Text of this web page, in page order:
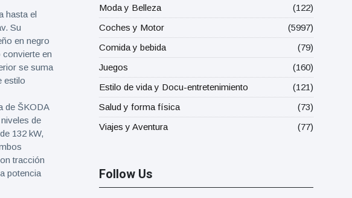
hasta el
Su
en negro
en
se suma
estilo
de ŠKODA
de
132 kW,
tracción
potencia
Moda y Belleza
(122)
Coches y Motor
(5997)
Comida y bebida
(79)
Juegos
(160)
Estilo de vida y Docu-entretenimiento
(121)
Salud y forma física
(73)
Viajes y Aventura
(77)
Follow Us